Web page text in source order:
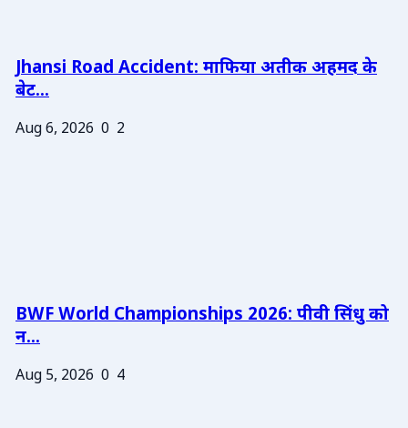
Jhansi Road Accident: माफिया अतीक अहमद के
बेट...
Aug 6, 2026 0 2
BWF World Championships 2026: पीवी सिंधु को
न...
Aug 5, 2026 0 4